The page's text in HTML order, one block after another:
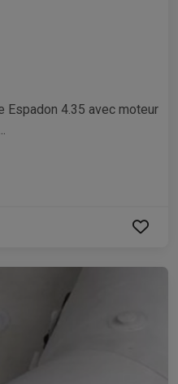
Espadon 4.35 avec moteur